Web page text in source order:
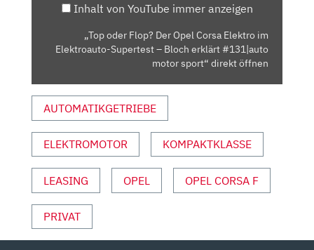
ELEKTROAUTO-
SUPERTEST
ERKLÄRT
#131|AUTO
MOTOR
SPORT“
YOUTUBE
ANZEIGEN
Inhalt von YouTube immer anzeigen
„Top oder Flop? Der Opel Corsa Elektro im
Elektroauto-Supertest – Bloch erklärt #131|auto
motor sport“ direkt öffnen
AUTOMATIKGETRIEBE
ELEKTROMOTOR KOMPAKTKLASSE
LEASING OPEL OPEL CORSA F
PRIVAT